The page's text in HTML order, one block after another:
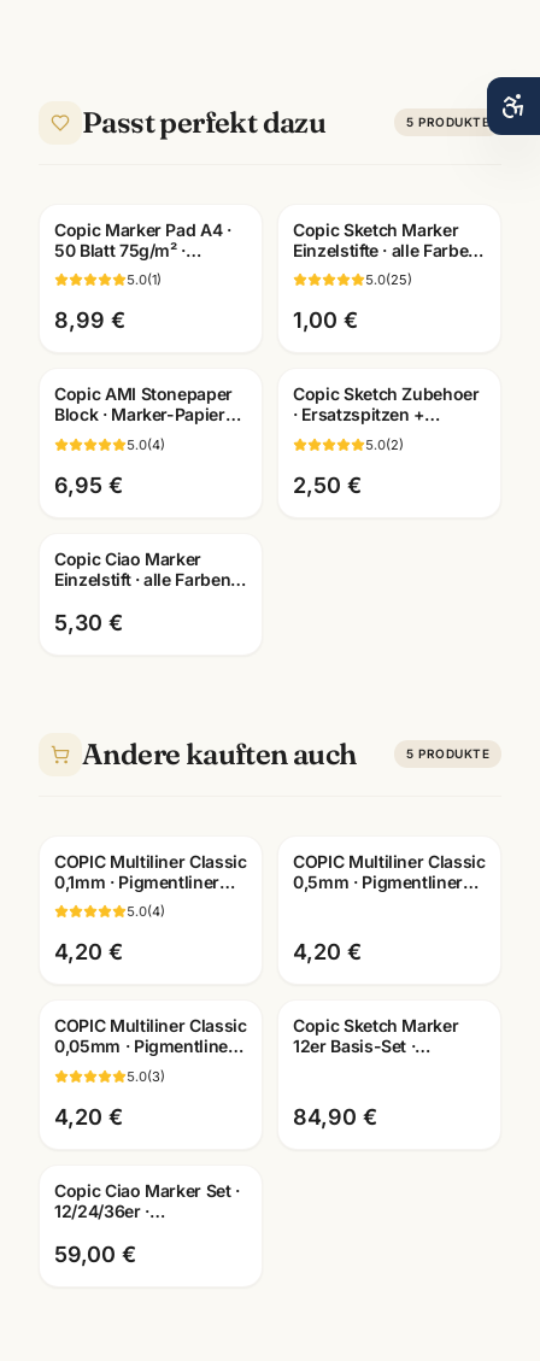
Passt perfekt dazu 5 PRODUKTE
Copic Marker Pad A4 ·
50 Blatt 75g/m² ·
Layoutblock für Marker
· Mannheim
5.0(1)
8,99 €
Copic Sketch Marker
Einzelstifte · alle Farben
BV000-B99 ·
Künstlerbedarf
Mannheim
5.0(25)
1,00 €
Copic AMI Stonepaper
Block · Marker-Papier
aus Steinmehl ·
A6/A5/A4/A3 ·
Mannheim
5.0(4)
6,95 €
Copic Sketch Zubehoer
· Ersatzspitzen +
Leermarker + Pinzette ·
Künstlerbedarf
Mannheim
5.0(2)
2,50 €
Copic Ciao Marker
Einzelstift · alle Farben +
Künstlerbedarf
5,30 €
Andere kauften auch 5 PRODUKTE
COPIC Multiliner Classic
0,1mm · Pigmentliner
dokumentenecht ·
versch. Farben
5.0(4)
4,20 €
COPIC Multiliner Classic
0,5mm · Pigmentliner
4,20 €
COPIC Multiliner Classic
0,05mm · Pigmentliner
dokumentenecht ·
Farben wählbar
5.0(3)
4,20 €
Copic Sketch Marker
12er Basis-Set ·
84,90 €
Copic Ciao Marker Set ·
12/24/36er ·
Illustration & Manga
59,00 €